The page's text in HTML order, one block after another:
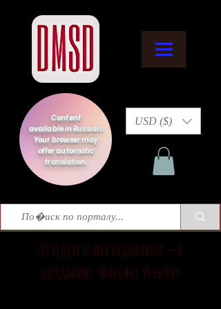
Content
available in Russian.
Your browser may
offer automatic
translation.
USD ($)
От идеи и исследования — к
созданию, упаковке и рынку